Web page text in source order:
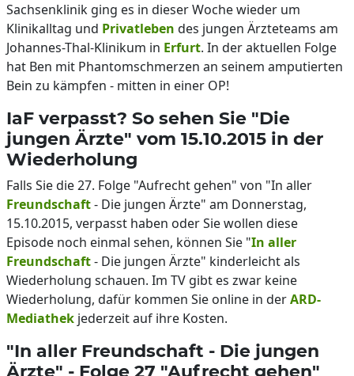
Sachsenklinik ging es in dieser Woche wieder um
Klinikalltag und Privatleben des jungen Ärzteteams am
Johannes-Thal-Klinikum in Erfurt. In der aktuellen Folge
hat Ben mit Phantomschmerzen an seinem amputierten
Bein zu kämpfen - mitten in einer OP!
IaF verpasst? So sehen Sie "Die
jungen Ärzte" vom 15.10.2015 in der
Wiederholung
Falls Sie die 27. Folge "Aufrecht gehen" von "In aller
Freundschaft- Die jungen Ärzte" am Donnerstag,
15.10.2015, verpasst haben oder Sie wollen diese
Episode noch einmal sehen, können Sie "In aller
Freundschaft- Die jungen Ärzte" kinderleicht als
Wiederholung schauen. Im TV gibt es zwar keine
Wiederholung, dafür kommen Sie online in derARD-
Mediathek jederzeit auf ihre Kosten.
"In aller Freundschaft - Die jungen
Ärzte" - Folge 27 "Aufrecht gehen"